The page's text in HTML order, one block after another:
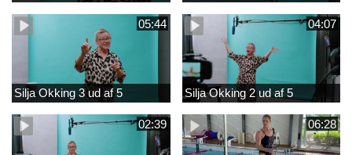
05:44
Silja Okking 3 ud af 5
04:07
Silja Okking 2 ud af 5
02:39 06:28